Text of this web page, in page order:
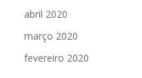
abril 2020
março 2020
fevereiro 2020